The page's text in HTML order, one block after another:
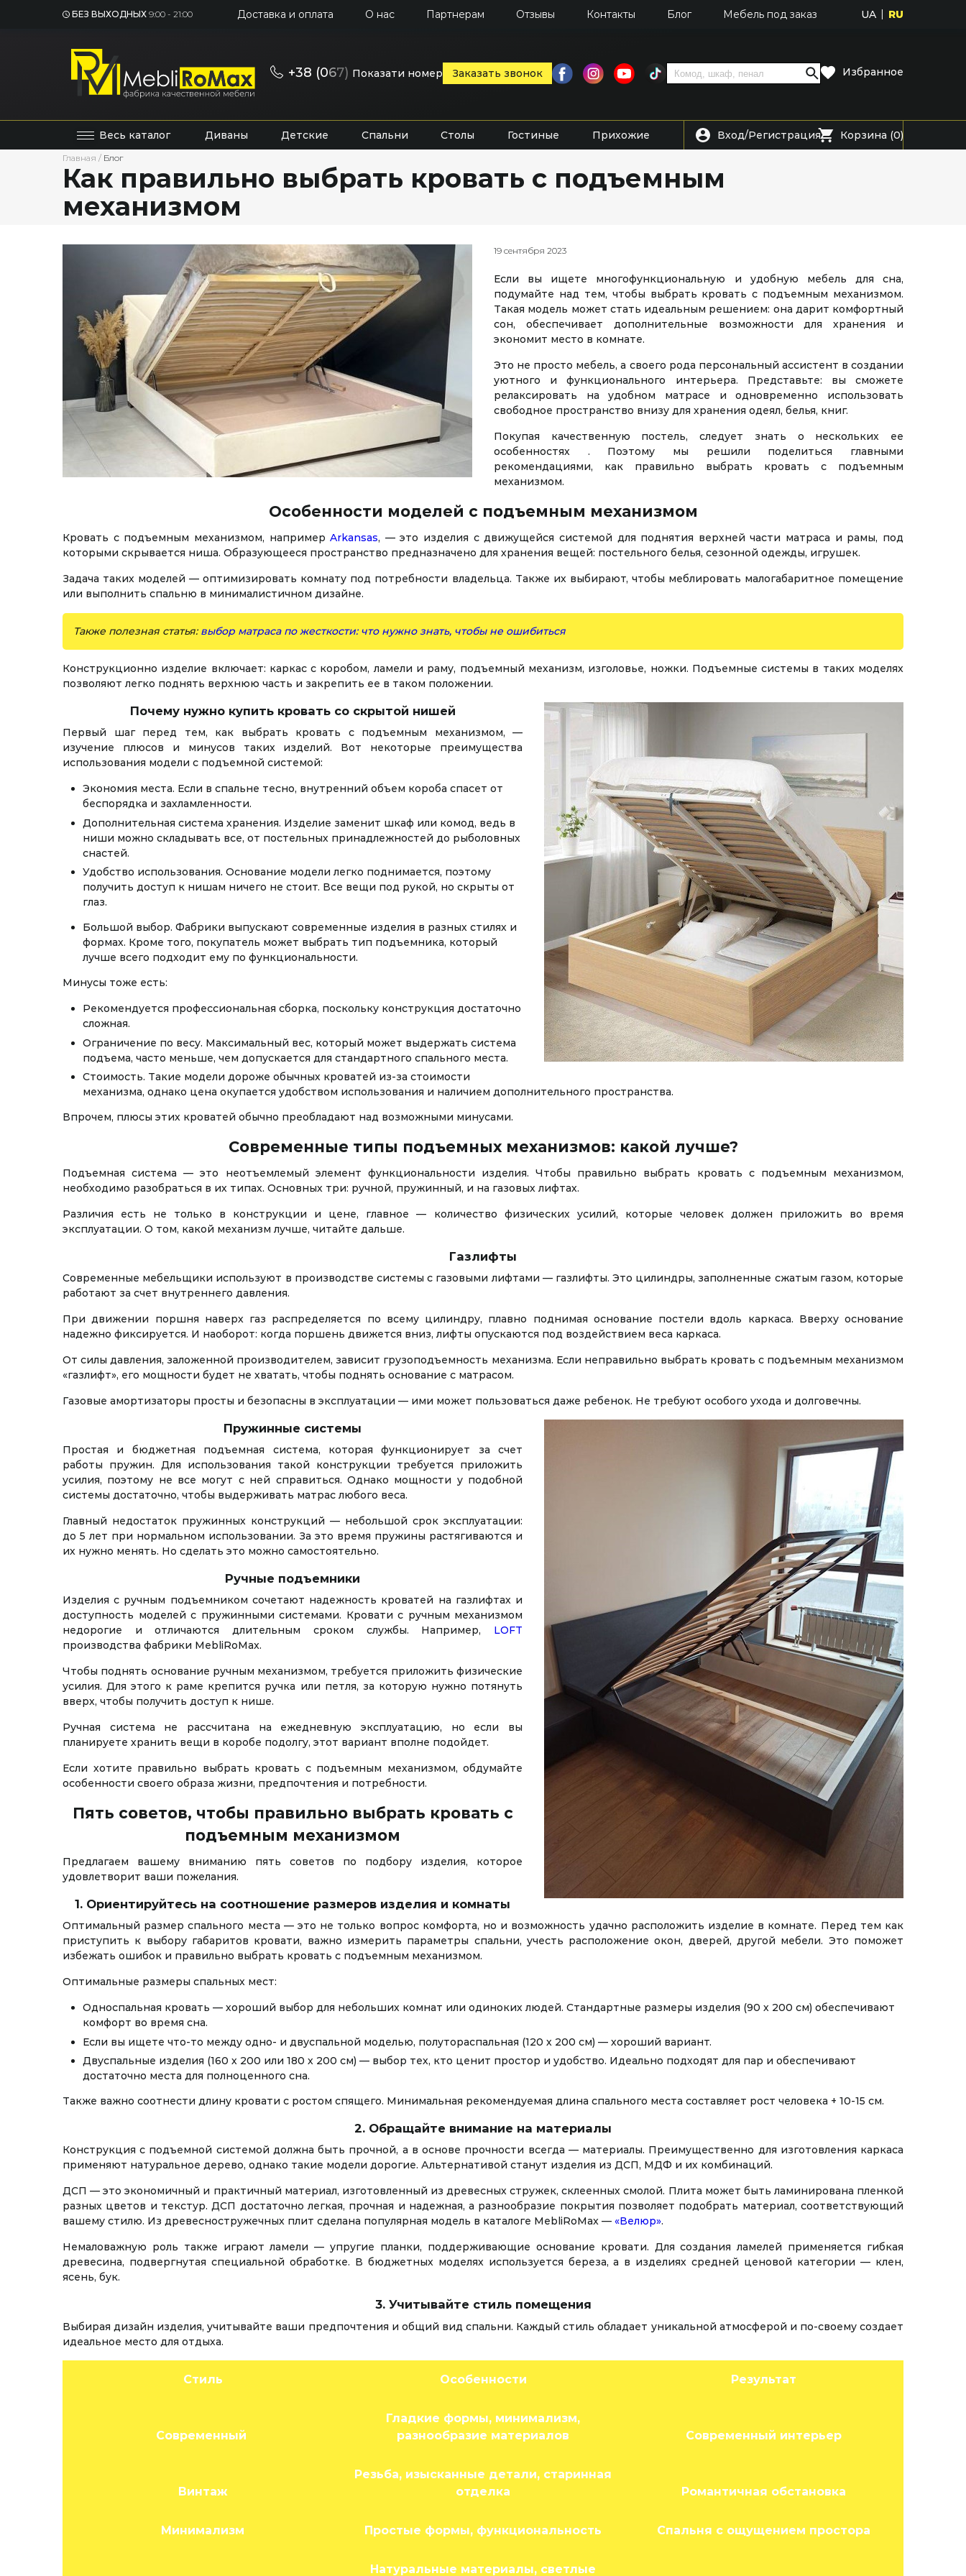
БЕЗ ВЫХОДНЫХ 9:00 - 21:00 Доставка и оплата О нас Партнерам Отзывы Контакты Блог Мебель под заказ UA RU
+38 (067) Показати номер Заказать звонок Избранное
Весь каталог Диваны Детские Спальни Столы Гостиные Прихожие Вход/Регистрация Корзина (0)
Главная / Блог
Как правильно выбрать кровать с подъемным
механизмом
19 сентября 2023
Если вы ищете многофункциональную и удобную мебель для сна,
подумайте над тем, чтобы выбрать кровать с подъемным механизмом.
Такая модель может стать идеальным решением: она дарит комфортный
сон, обеспечивает дополнительные возможности для хранения и
экономит место в комнате.
Это не просто мебель, а своего рода персональный ассистент в создании
уютного и функционального интерьера. Представьте: вы сможете
релаксировать на удобном матрасе и одновременно использовать
свободное пространство внизу для хранения одеял, белья, книг.
Покупая качественную постель, следует знать о нескольких ее
особенностях . Поэтому мы решили поделиться главными
рекомендациями, как правильно выбрать кровать с подъемным
механизмом.
Особенности моделей с подъемным механизмом
Кровать с подъемным механизмом, напримерArkansas, — это изделия с движущейся системой для поднятия верхней части матраса и рамы, под
которыми скрывается ниша. Образующееся пространство предназначено для хранения вещей: постельного белья, сезонной одежды, игрушек.
Задача таких моделей — оптимизировать комнату под потребности владельца. Также их выбирают, чтобы меблировать малогабаритное помещение
или выполнить спальню в минималистичном дизайне.
Также полезная статья: выбор матраса по жесткости: что нужно знать, чтобы не ошибиться
Конструкционно изделие включает: каркас с коробом, ламели и раму, подъемный механизм, изголовье, ножки. Подъемные системы в таких моделях
позволяют легко поднять верхнюю часть и закрепить ее в таком положении.
Почему нужно купить кровать со скрытой нишей
Первый шаг перед тем, как выбрать кровать с подъемным механизмом, —
изучение плюсов и минусов таких изделий. Вот некоторые преимущества
использования модели с подъемной системой:
Экономия места. Если в спальне тесно, внутренний объем короба спасет от
беспорядка и захламленности.
Дополнительная система хранения. Изделие заменит шкаф или комод, ведь в
ниши можно складывать все, от постельных принадлежностей до рыболовных
снастей.
Удобство использования. Основание модели легко поднимается, поэтому
получить доступ к нишам ничего не стоит. Все вещи под рукой, но скрыты от
глаз.
Большой выбор. Фабрики выпускают современные изделия в разных стилях и
формах. Кроме того, покупатель может выбрать тип подъемника, который
лучше всего подходит ему по функциональности.
Минусы тоже есть:
Рекомендуется профессиональная сборка, поскольку конструкция достаточно
сложная.
Ограничение по весу. Максимальный вес, который может выдержать система
подъема, часто меньше, чем допускается для стандартного спального места.
Стоимость. Такие модели дороже обычных кроватей из-за стоимости
механизма, однако цена окупается удобством использования и наличием дополнительного пространства.
Впрочем, плюсы этих кроватей обычно преобладают над возможными минусами.
Современные типы подъемных механизмов: какой лучше?
Подъемная система — это неотъемлемый элемент функциональности изделия. Чтобы правильно выбрать кровать с подъемным механизмом,
необходимо разобраться в их типах. Основных три: ручной, пружинный, и на газовых лифтах.
Различия есть не только в конструкции и цене, главное — количество физических усилий, которые человек должен приложить во время
эксплуатации. О том, какой механизм лучше, читайте дальше.
Газлифты
Современные мебельщики используют в производстве системы с газовыми лифтами — газлифты. Это цилиндры, заполненные сжатым газом, которые
работают за счет внутреннего давления.
При движении поршня наверх газ распределяется по всему цилиндру, плавно поднимая основание постели вдоль каркаса. Вверху основание
надежно фиксируется. И наоборот: когда поршень движется вниз, лифты опускаются под воздействием веса каркаса.
От силы давления, заложенной производителем, зависит грузоподъемность механизма. Если неправильно выбрать кровать с подъемным механизмом
«газлифт», его мощности будет не хватать, чтобы поднять основание с матрасом.
Газовые амортизаторы просты и безопасны в эксплуатации — ими может пользоваться даже ребенок. Не требуют особого ухода и долговечны.
Пружинные системы
Простая и бюджетная подъемная система, которая функционирует за счет
работы пружин. Для использования такой конструкции требуется приложить
усилия, поэтому не все могут с ней справиться. Однако мощности у подобной
системы достаточно, чтобы выдерживать матрас любого веса.
Главный недостаток пружинных конструкций — небольшой срок эксплуатации:
до 5 лет при нормальном использовании. За это время пружины растягиваются и
их нужно менять. Но сделать это можно самостоятельно.
Ручные подъемники
Изделия с ручным подъемником сочетают надежность кроватей на газлифтах и
доступность моделей с пружинными системами. Кровати с ручным механизмом
недорогие и отличаются длительным сроком службы. Например, LOFT
производства фабрики MebliRoMax.
Чтобы поднять основание ручным механизмом, требуется приложить физические
усилия. Для этого к раме крепится ручка или петля, за которую нужно потянуть
вверх, чтобы получить доступ к нише.
Ручная система не рассчитана на ежедневную эксплуатацию, но если вы
планируете хранить вещи в коробе подолгу, этот вариант вполне подойдет.
Если хотите правильно выбрать кровать с подъемным механизмом, обдумайте
особенности своего образа жизни, предпочтения и потребности.
Пять советов, чтобы правильно выбрать кровать с
подъемным механизмом
Предлагаем вашему вниманию пять советов по подбору изделия, которое
удовлетворит ваши пожелания.
1. Ориентируйтесь на соотношение размеров изделия и комнаты
Оптимальный размер спального места — это не только вопрос комфорта, но и возможность удачно расположить изделие в комнате. Перед тем как
приступить к выбору габаритов кровати, важно измерить параметры спальни, учесть расположение окон, дверей, другой мебели. Это поможет
избежать ошибок и правильно выбрать кровать с подъемным механизмом.
Оптимальные размеры спальных мест:
Односпальная кровать — хороший выбор для небольших комнат или одиноких людей. Стандартные размеры изделия (90 х 200 см) обеспечивают
комфорт во время сна.
Если вы ищете что-то между одно- и двуспальной моделью, полутораспальная (120 х 200 см) — хороший вариант.
Двуспальные изделия (160 х 200 или 180 х 200 см) — выбор тех, кто ценит простор и удобство. Идеально подходят для пар и обеспечивают
достаточно места для полноценного сна.
Также важно соотнести длину кровати с ростом спящего. Минимальная рекомендуемая длина спального места составляет рост человека + 10-15 см.
2. Обращайте внимание на материалы
Конструкция с подъемной системой должна быть прочной, а в основе прочности всегда — материалы. Преимущественно для изготовления каркаса
применяют натуральное дерево, однако такие модели дорогие. Альтернативой станут изделия из ДСП, МДФ и их комбинаций.
ДСП — это экономичный и практичный материал, изготовленный из древесных стружек, склеенных смолой. Плита может быть ламинирована пленкой
разных цветов и текстур. ДСП достаточно легкая, прочная и надежная, а разнообразие покрытия позволяет подобрать материал, соответствующий
вашему стилю. Из древесностружечных плит сделана популярная модель в каталоге MebliRoMax — «Велюр».
Немаловажную роль также играют ламели — упругие планки, поддерживающие основание кровати. Для создания ламелей применяется гибкая
древесина, подвергнутая специальной обработке. В бюджетных моделях используется береза, а в изделиях средней ценовой категории — клен,
ясень, бук.
3. Учитывайте стиль помещения
Выбирая дизайн изделия, учитывайте ваши предпочтения и общий вид спальни. Каждый стиль обладает уникальной атмосферой и по-своему создает
идеальное место для отдыха.
Стиль Особенности Результат
Современный
Гладкие формы, минимализм,
разнообразие материалов
Современный интерьер
Винтаж
Резьба, изысканные детали, старинная
отделка
Романтичная обстановка
Минимализм Простые формы, функциональность Спальня с ощущением простора
Натуральные материалы, светлые